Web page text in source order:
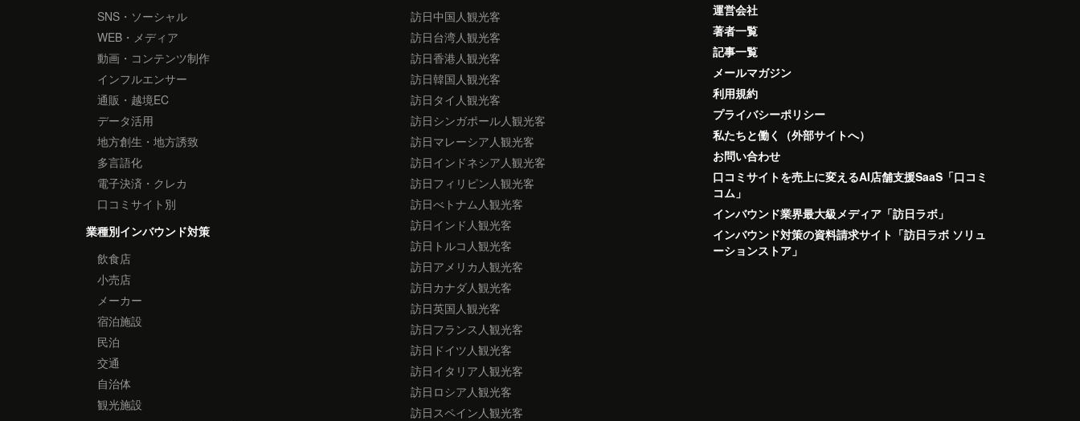
SNS・ソーシャル
WEB・メディア
動画・コンテンツ制作
インフルエンサー
通販・越境EC
データ活用
地方創生・地方誘致
多言語化
電子決済・クレカ
口コミサイト別
業種別インバウンド対策
飲食店
小売店
メーカー
宿泊施設
民泊
交通
自治体
観光施設
訪日中国人観光客
訪日台湾人観光客
訪日香港人観光客
訪日韓国人観光客
訪日タイ人観光客
訪日シンガポール人観光客
訪日マレーシア人観光客
訪日インドネシア人観光客
訪日フィリピン人観光客
訪日べトナム人観光客
訪日インド人観光客
訪日トルコ人観光客
訪日アメリカ人観光客
訪日カナダ人観光客
訪日英国人観光客
訪日フランス人観光客
訪日ドイツ人観光客
訪日イタリア人観光客
訪日ロシア人観光客
訪日スペイン人観光客
運営会社
著者一覧
記事一覧
メールマガジン
利用規約
プライバシーポリシー
私たちと働く（外部サイトへ）
お問い合わせ
口コミサイトを売上に変えるAI店舗支援SaaS「口コミ
コム」
インバウンド業界最大級メディア「訪日ラボ」
インバウンド対策の資料請求サイト「訪日ラボ ソリュ
ーションストア」